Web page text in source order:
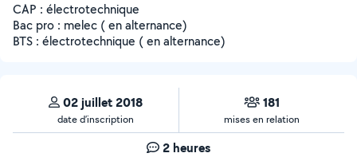
CAP : électrotechnique
Bac pro : melec ( en alternance)
BTS : électrotechnique ( en alternance)
02 juillet 2018
date d’inscription
181
mises en relation
2 heures